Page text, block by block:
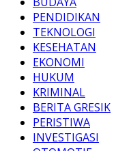
PENDIDIKAN
TEKNOLOGI
KESEHATAN
EKONOMI
HUKUM
KRIMINAL
BERITA GRESIK
PERISTIWA
INVESTIGASI